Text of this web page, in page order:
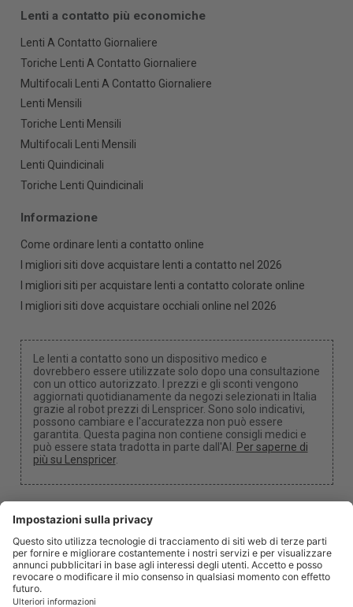
Lenti a contatto più economiche
Lenti A Contatto Giornaliere
Toriche Lenti A Contatto Giornaliere
Multifocali Lenti A Contatto Giornaliere
Lenti Mensili
Toriche Lenti Mensili
Multifocali Lenti Mensili
Lenti Quindicinali
Toriche Lenti Quindicinali
Informazione
Come ordinare lenti a contatto online
I migliori siti dove acquistare lenti a contatto nel 2026
I migliori siti per acquistare lenti a contatto colorate online
I migliori siti dove acquistare occhiali online nel 2026
Le lenti a contatto sono un dispositivo medico e
dovrebbero essere utilizzate solo dopo una consultazione
con un ottico autorizzato. I prezzi e gli sconti vengono
aggiornati quotidianamente da negozi selezionati in Italia
grazie al robot prezzi di Lenspricer. Sono solo indicativi,
possono cambiare e l'accuratezza non può essere
garantita. Questa pagina non contiene consigli medici e
può essere stata tradotta in parte dall'AI. Per saperne di
più su Lenspricer.
Impostazioni dei cookie
Potremmo ricevere una commissione se utilizzi uno dei